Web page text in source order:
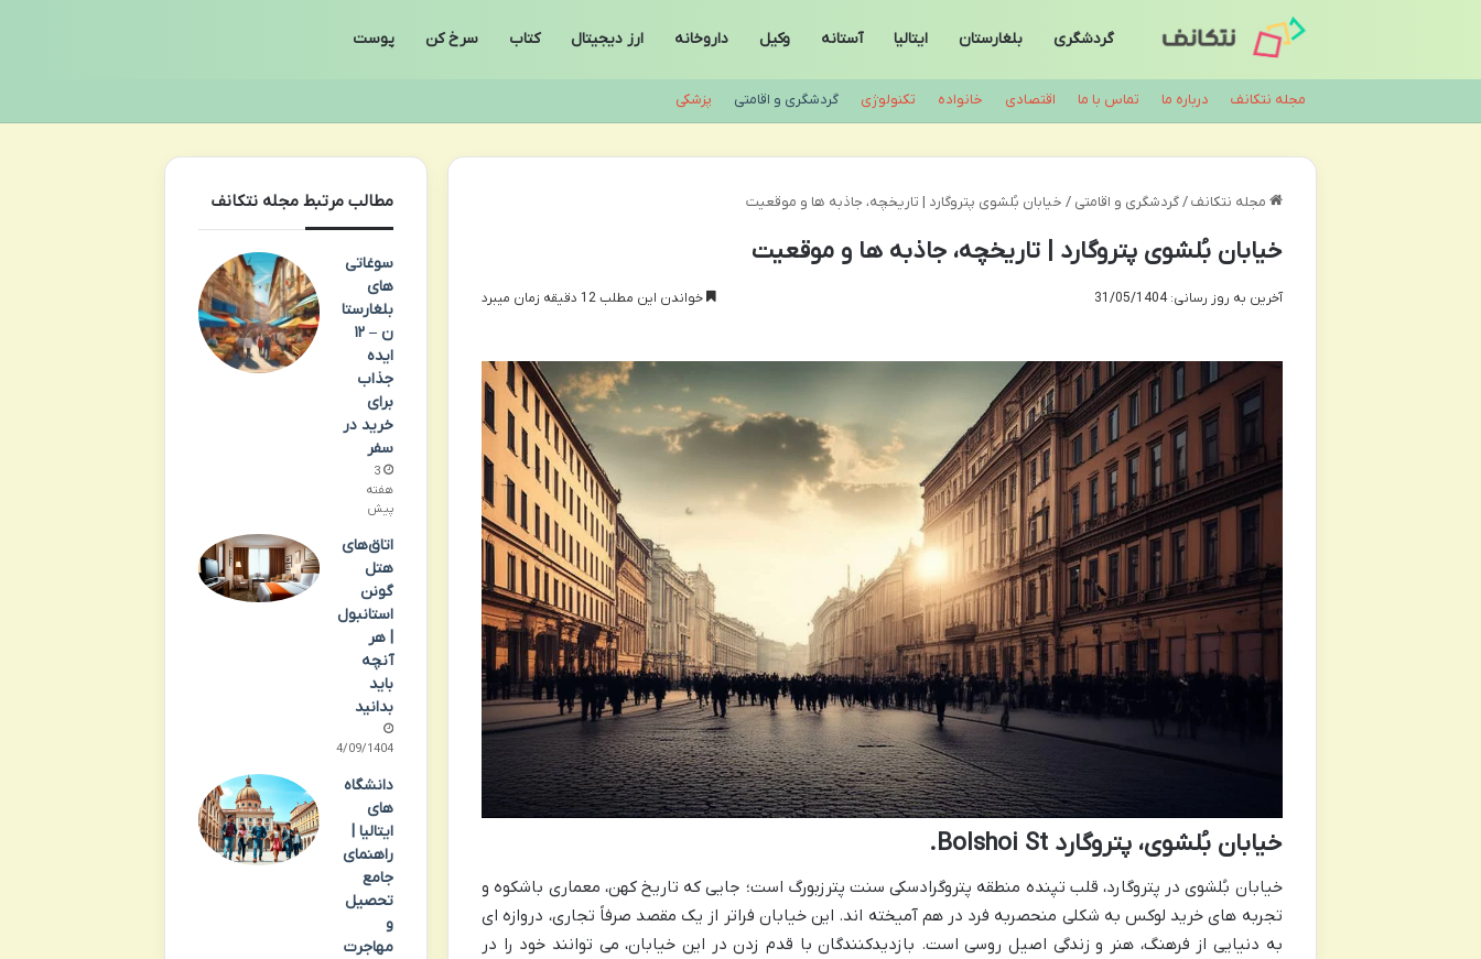
گردشگری بلغارستان ایتالیا آستانه وکیل داروخانه ارز دیجیتال کتاب سرخ کن پوست
مجله نتکانف درباره ما تماس با ما اقتصادی خانواده تکنولوژی گردشگری و اقامتی پزشکی
مجله نتکانف / گردشگری و اقامتی / خیابان بُلشوی پتروگارد | تاریخچه، جاذبه ها و موقعیت
خیابان بُلشوی پتروگارد | تاریخچه، جاذبه ها و موقعیت
آخرین به روز رسانی: 31/05/1404 خواندن این مطلب 12 دقیقه زمان میبرد
خیابان بُلشوی، پتروگارد Bolshoi St.
خیابان بُلشوی در پتروگارد، قلب تپنده منطقه پتروگرادسکی سنت پترزبورگ است؛ جایی که تاریخ کهن، معماری باشکوه و
تجربه های خرید لوکس به شکلی منحصربه فرد در هم آمیخته اند. این خیابان فراتر از یک مقصد صرفاً تجاری، دروازه ای
به دنیایی از فرهنگ، هنر و زندگی اصیل روسی است. بازدیدکنندگان با قدم زدن در این خیابان، می توانند خود را در
مطالب مرتبط مجله نتکانف
سوغاتی
های
بلغارستا
ن – ۱۲
ایده
جذاب
برای
خرید در
سفر
3
هفته
پیش
اتاق‌های
هتل
گونن
استانبول
| هر
آنچه
باید
بدانید
24/09/1404
دانشگاه
های
ایتالیا |
راهنمای
جامع
تحصیل
و
مهاجرت